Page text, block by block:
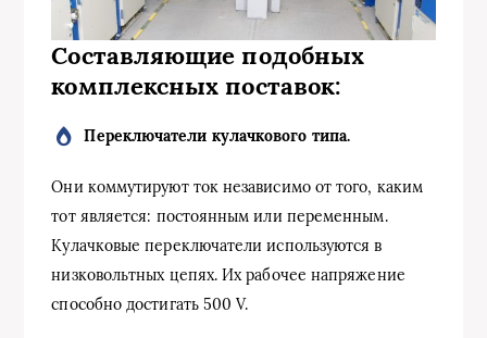
Составляющие подобных
комплексных поставок:
Переключатели кулачкового типа.
Они коммутируют ток независимо от того, каким
тот является: постоянным или переменным.
Кулачковые переключатели используются в
низковольтных цепях. Их рабочее напряжение
способно достигать 500 V.